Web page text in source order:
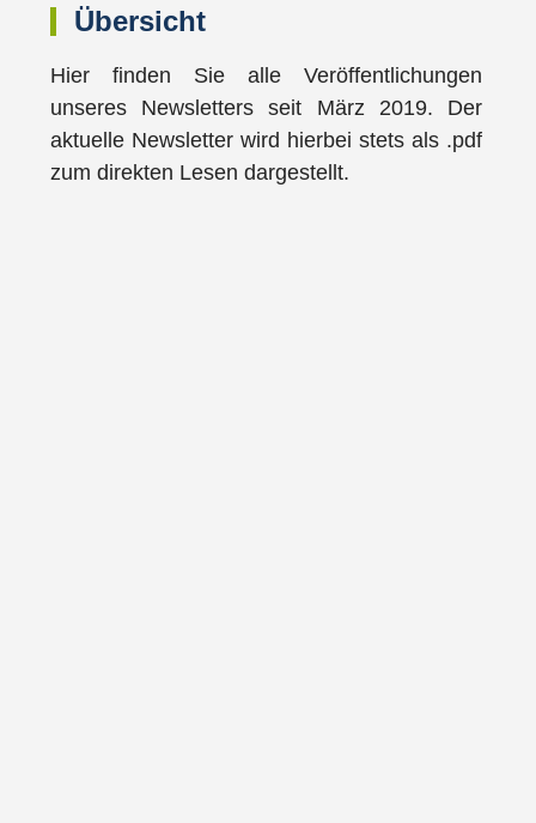
Übersicht
Hier finden Sie alle Veröffentlichungen
unseres Newsletters seit März 2019. Der
aktuelle Newsletter wird hierbei stets als .pdf
zum direkten Lesen dargestellt.